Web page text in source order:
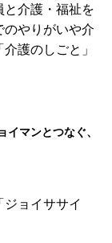
と介護・福祉を
のやりがいや介
護のしごと」
マンとつなぐ、
ョイササイ